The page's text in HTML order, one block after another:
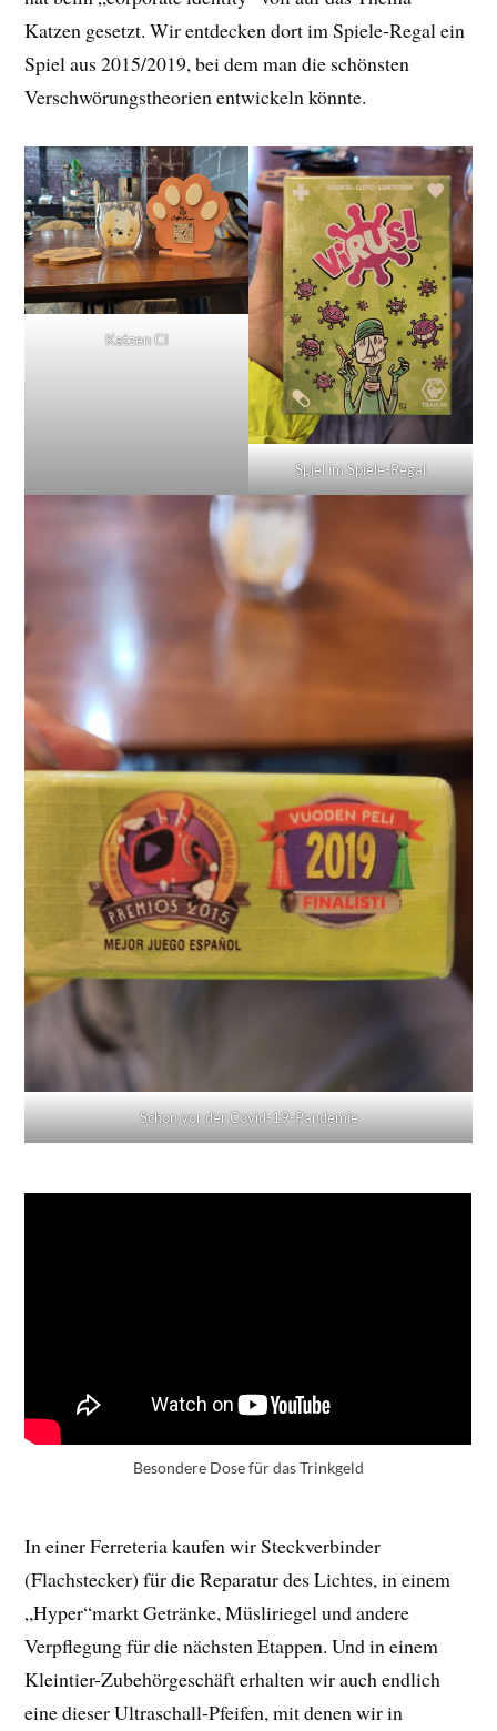
Katzen gesetzt. Wir entdecken dort im Spiele-Regal ein
Spiel aus 2015/2019, bei dem man die schönsten
Verschwörungstheorien entwickeln könnte.
Katzen CI
Spiel im Spiele-Regal
Schon vor der Covid-19-Pandemie
Besondere Dose für das Trinkgeld
In einer Ferreteria kaufen wir Steckverbinder
(Flachstecker) für die Reparatur des Lichtes, in einem
„Hyper“markt Getränke, Müsliriegel und andere
Verpflegung für die nächsten Etappen. Und in einem
Kleintier-Zubehörgeschäft erhalten wir auch endlich
eine dieser Ultraschall-Pfeifen, mit denen wir in